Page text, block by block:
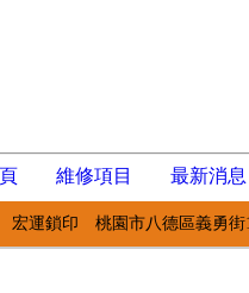
維修項目 最新消息
宏運鎖印 桃園市八德區義勇街